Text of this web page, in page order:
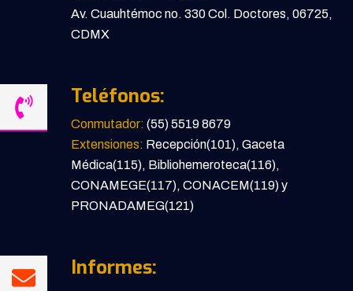
Av. Cuauhtémoc no. 330 Col. Doctores, 06725,
CDMX
Teléfonos:
Conmutador: (55) 5519 8679
Extensiones: Recepción(101), Gaceta
Médica(115), Bibliohemeroteca(116),
CONAMEGE(117), CONACEM(119) y
PRONADAMEG(121)
Informes: